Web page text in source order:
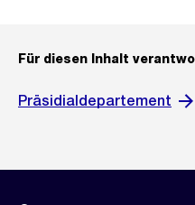
Für diesen Inhalt
Präsidialdepartement